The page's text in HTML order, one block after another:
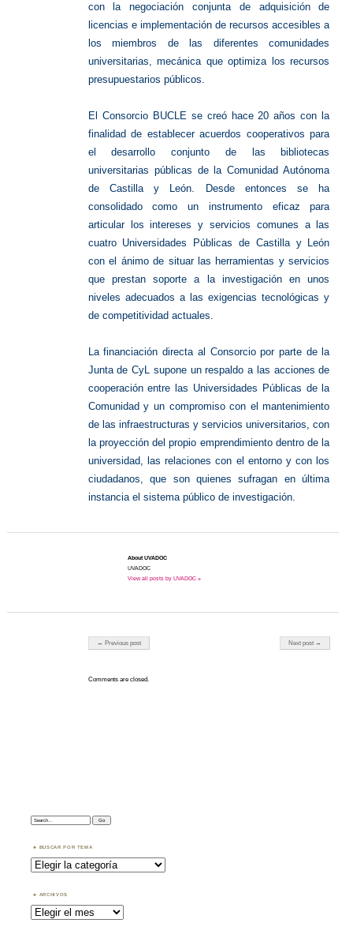
con la negociación conjunta de adquisición de
licencias e implementación de recursos accesibles a
los miembros de las diferentes comunidades
universitarias, mecánica que optimiza los recursos
presupuestarios públicos.
El Consorcio BUCLE se creó hace 20 años con la
finalidad de establecer acuerdos cooperativos para
el desarrollo conjunto de las bibliotecas
universitarias públicas de la Comunidad Autónoma
de Castilla y León. Desde entonces se ha
consolidado como un instrumento eficaz para
articular los intereses y servicios comunes a las
cuatro Universidades Públicas de Castilla y León
con el ánimo de situar las herramientas y servicios
que prestan soporte a la investigación en unos
niveles adecuados a las exigencias tecnológicas y
de competitividad actuales.
La financiación directa al Consorcio por parte de la
Junta de CyL supone un respaldo a las acciones de
cooperación entre las Universidades Públicas de la
Comunidad y un compromiso con el mantenimiento
de las infraestructuras y servicios universitarios, con
la proyección del propio emprendimiento dentro de la
universidad, las relaciones con el entorno y con los
ciudadanos, que son quienes sufragan en última
instancia el sistema público de investigación.
About UVADOC
UVADOC
View all posts by UVADOC »
Post navigation
← Previous post Next post →
Comments are closed.
Search:
BUSCAR POR TEMA
Buscar
por
Tema
ARCHIVOS
Archivos